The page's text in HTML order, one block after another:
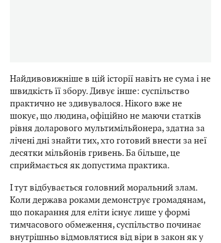
Найдивовижніше в цій історії навіть не сума і не
швидкість її збору. Дивує інше: суспільство
практично не здивувалося. Нікого вже не
шокує, що людина, офіційно не маючи статків
рівня доларового мультимільйонера, здатна за
лічені дні знайти тих, хто готовий внести за неї
десятки мільйонів гривень. Ба більше, це
сприймається як допустима практика.
І тут відбувається головний моральний злам.
Коли держава роками демонструє громадянам,
що покарання для еліти існує лише у формі
тимчасового обмеження, суспільство починає
внутрішньо відмовлятися від віри в закон як у